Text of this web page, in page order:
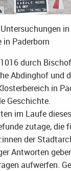
in
Paderborn
durch
Abdinghof und
in
Geschichte.
im Laufe
zutage, die
der
Antworten
aufwerfen.